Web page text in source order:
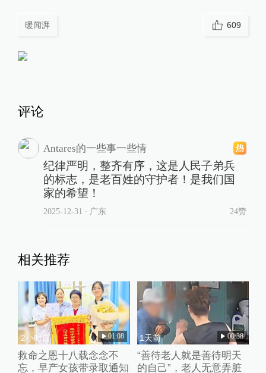
暖闻湃 609
评论
Antares的一些事一些情
纪律严明，整齐有序，这是人民子弟兵
的标志，是老百姓的守护者！是我们国
家的希望！
2025-12-31 ∙ 广东 24赞
相关推荐
2小时前 01:08
救命之恩十八载念念不
忘，早产女孩带录取通知
1天前 00:38
“善待老人就是善待明天
的自己”，老人无意弄脏